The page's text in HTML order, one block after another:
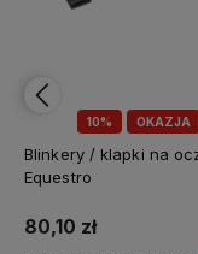
10% OKAZJA
Paski do mocowania
wędzidła Barefoot
52,20 zł